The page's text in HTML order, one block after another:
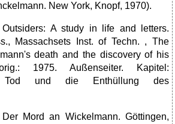
New York, Knopf, 1970).
A study in life and letters.
Massachsets Inst. of Techn. , The
death and the discovery of his
1975. Außenseiter. Kapitel:
Tod und die Enthüllung des
Mord an Wickelmann. Göttingen,